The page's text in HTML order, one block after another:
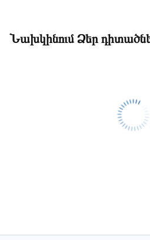
Նախկինում Ձեր